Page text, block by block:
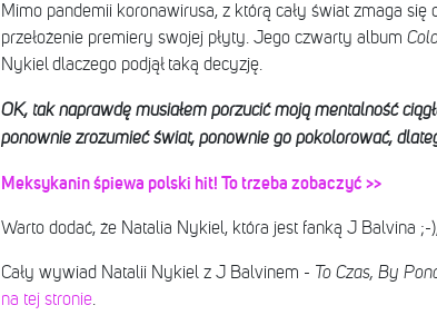
Mimo pandemii koronawirusa, z którą cały świat zmaga
przełożenie premiery swojej płyty. Jego czwarty album
Nykiel dlaczego podjął taką decyzję.
OK, tak naprawdę musiałem porzucić moją mentalność
ponownie zrozumieć świat, ponownie go pokolorować,
Meksykanin śpiewa polski hit! To trzeba zobaczyć >>
Warto dodać, że Natalia Nykiel, która jest fanką J Balvina ;-
Cały wywiad Natalii Nykiel z J Balvinem - To Czas, By
na tej stronie.